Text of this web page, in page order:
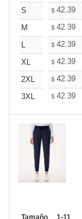
S
$ 42.39
M
$ 42.39
L
$ 42.39
XL
$ 42.39
2XL
$ 42.39
3XL
$ 42.39
Tamaño 1-11